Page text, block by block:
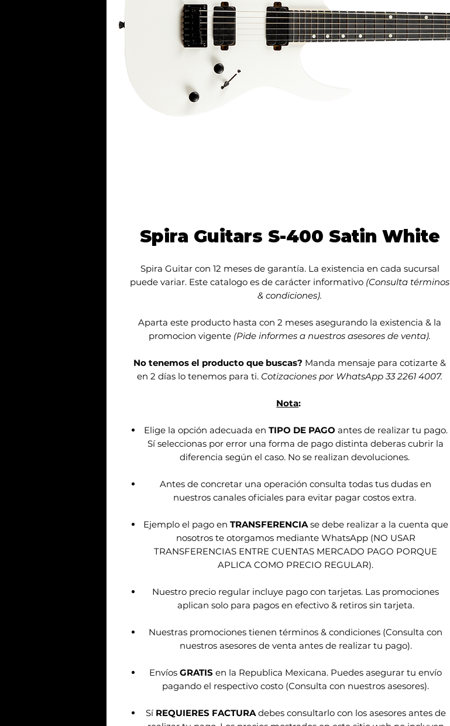
Spira Guitars S-400 Satin White
Spira Guitar con 12 meses de garantía. La existencia en cada sucursal
puede variar. Este catalogo es de carácter informativo (Consulta términos
& condiciones).
Aparta este producto hasta con 2 meses asegurando la existencia & la
promocion vigente (Pide informes a nuestros asesores de venta).
No tenemos el producto que buscas? Manda mensaje para cotizarte &
en 2 días lo tenemos para ti. Cotizaciones por WhatsApp 33 2261 4007.
Nota:
Elige la opción adecuada en TIPO DE PAGO antes de realizar tu pago.
Sí seleccionas por error una forma de pago distinta deberas cubrir la
diferencia según el caso. No se realizan devoluciones.
Antes de concretar una operación consulta todas tus dudas en
nuestros canales oficiales para evitar pagar costos extra.
Ejemplo el pago en TRANSFERENCIAse debe realizar a la cuenta que
nosotros te otorgamos mediante WhatsApp (NO USAR
TRANSFERENCIAS ENTRE CUENTAS MERCADO PAGO PORQUE
APLICA COMO PRECIO REGULAR).
Nuestro precio regular incluye pago con tarjetas. Las promociones
aplican solo para pagos en efectivo & retiros sin tarjeta.
Nuestras promociones tienen términos & condiciones (Consulta con
nuestros asesores de venta antes de realizar tu pago).
EnvíosGRATIS en la Republica Mexicana. Puedes asegurar tu envío
pagando el respectivo costo (Consulta con nuestros asesores).
Sí REQUIERES FACTURAdebes consultarlo con los asesores antes de